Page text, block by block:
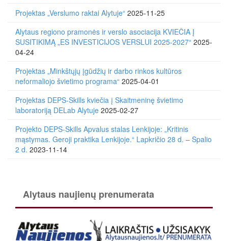
Projektas „Verslumo raktai Alytuje“ 2025-11-25
Alytaus regiono pramonės ir verslo asociacija KVIEČIA Į
SUSITIKIMĄ „ES INVESTICIJOS VERSLUI 2025-2027“ 2025-
04-24
Projektas „Minkštųjų įgūdžių ir darbo rinkos kultūros
neformaliojo švietimo programa“ 2025-04-01
Projektas DEPS-Skills kviečia į Skaitmeninę švietimo
laboratoriją DELab Alytuje 2025-02-27
Projekto DEPS-Skills Apvalus stalas Lenkijoje: „Kritinis
mąstymas. Geroji praktika Lenkijoje.“ Lapkričio 28 d. – Spalio
2 d. 2023-11-14
Alytaus naujienų prenumerata